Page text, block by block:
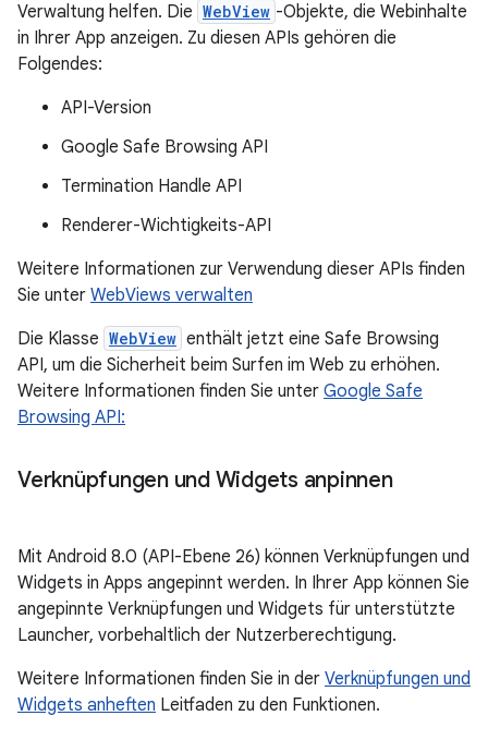
Verwaltung helfen. Die WebView -Objekte, die Webinhalte
in Ihrer App anzeigen. Zu diesen APIs gehören die
Folgendes:
API-Version
Google Safe Browsing API
Termination Handle API
Renderer-Wichtigkeits-API
Weitere Informationen zur Verwendung dieser APIs finden
Sie unter WebViews verwalten
Die Klasse WebView enthält jetzt eine Safe Browsing
API, um die Sicherheit beim Surfen im Web zu erhöhen.
Weitere Informationen finden Sie unter Google Safe
Browsing API:
Verknüpfungen und Widgets anpinnen
Mit Android 8.0 (API-Ebene 26) können Verknüpfungen und
Widgets in Apps angepinnt werden. In Ihrer App können Sie
angepinnte Verknüpfungen und Widgets für unterstützte
Launcher, vorbehaltlich der Nutzerberechtigung.
Weitere Informationen finden Sie in der Verknüpfungen und
Widgets anheften Leitfaden zu den Funktionen.